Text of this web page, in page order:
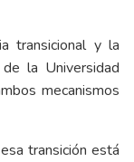
transicional y la
la Universidad
mecanismos
transición está